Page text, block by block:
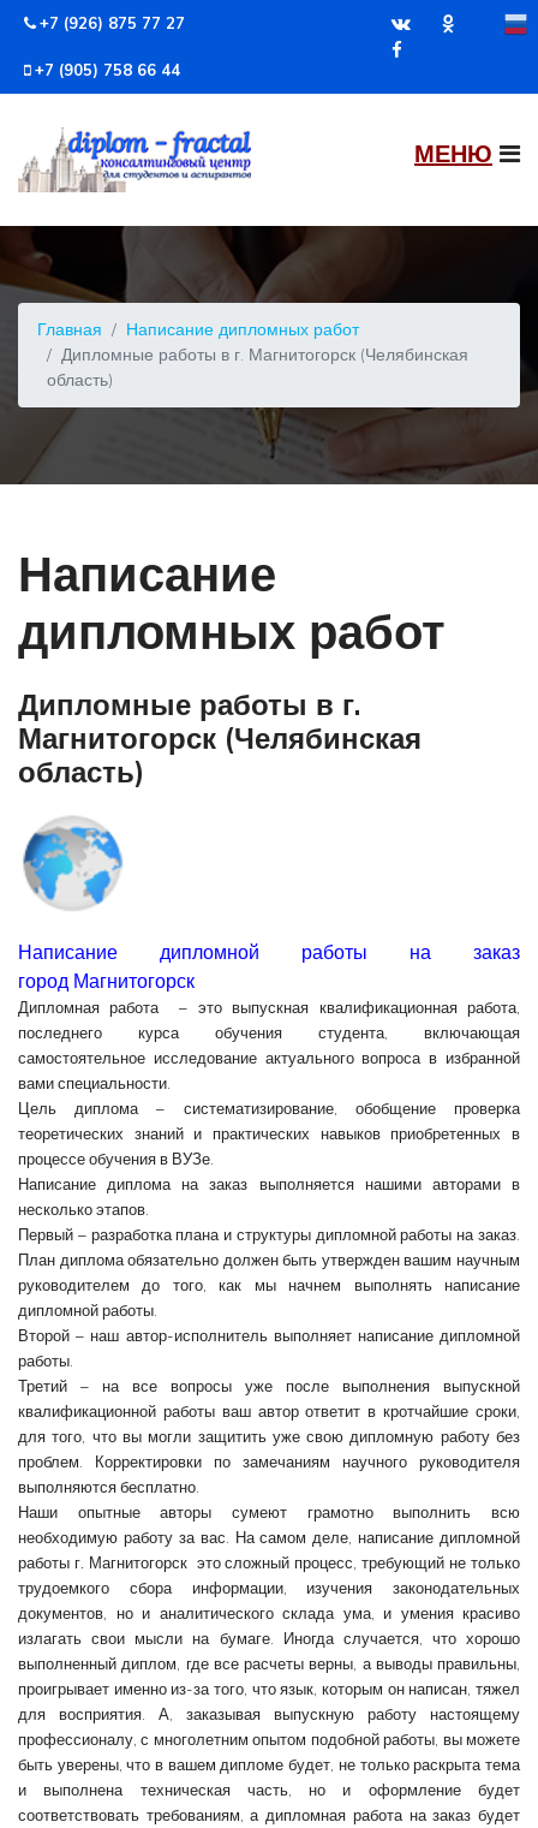
+7 (926) 875 77 27
+7 (905) 758 66 44
Главная
Написание дипломных работ
Дипломные работы в г. Магнитогорск (Челябинская
область)
Написание
дипломных работ
Дипломные работы в г.
Магнитогорск (Челябинская
область)
Написание дипломной работы на заказ
город Магнитогорск
Дипломная работа – это выпускная квалификационная работа
последнего курса обучения студента, включающая
самостоятельное исследование актуального вопроса в избранной
вами специальности.
Цель диплома – систематизирование, обобщение проверка
теоретических знаний и практических навыков приобретенных в
процессе обучения в ВУЗе.
Написание диплома на заказ выполняется нашими авторами в
несколько этапов.
Первый – разработка плана и структуры дипломной работы на заказ.
План диплома обязательно должен быть утвержден вашим научным
руководителем до того, как мы начнем выполнять написание
дипломной работы.
Второй – наш автор-исполнитель выполняет написание дипломной
работы
Третий – на все вопросы уже после выполнения выпускной
квалификационной работы ваш автор ответит в кротчайшие сроки,
для того, что вы могли защитить уже свою дипломную работу без
проблем. Корректировки по замечаниям научного руководителя
выполняются бесплатно.
Наши опытные авторы сумеют грамотно выполнить всю
необходимую работу за вас. На самом деле, написание дипломной
работы г. Магнитогорск это сложный процесс, требующий не только
трудоемкого сбора информации, изучения законодательных
документов, но и аналитического склада ума, и умения красиво
излагать свои мысли на бумаге. Иногда случается, что хорошо
выполненный диплом, где все расчеты верны, а выводы правильны,
проигрывает именно из-за того, что язык, которым он написан, тяжел
для восприятия. А, заказывая выпускную работу настоящему
профессионалу, с многолетним опытом подобной работы, вы можете
быть уверены, что в вашем дипломе будет, не только раскрыта тема
и выполнена техническая часть, но и оформление будет
соответствовать требованиям, а дипломная работа на заказ будет